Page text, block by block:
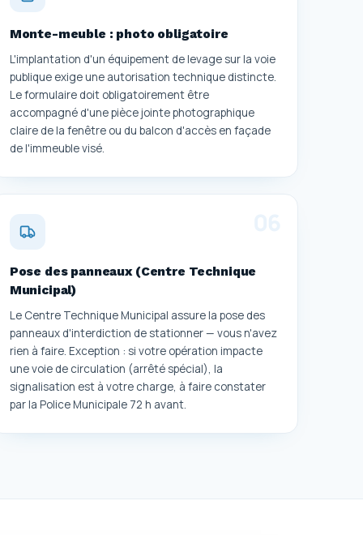
Monte-meuble : photo obligatoire
L'implantation d'un équipement de levage sur la voie
publique exige une autorisation technique distincte.
Le formulaire doit obligatoirement être
accompagné d'une pièce jointe photographique
claire de la fenêtre ou du balcon d'accès en façade
de l'immeuble visé.
Pose des panneaux (Centre Technique
Municipal)
Le Centre Technique Municipal assure la pose des
panneaux d'interdiction de stationner — vous n'avez
rien à faire. Exception : si votre opération impacte
une voie de circulation (arrêté spécial), la
signalisation est à votre charge, à faire constater
par la Police Municipale 72 h avant.